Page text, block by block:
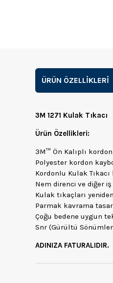
ÜRÜN ÖZELLIKLERI
3M 1271 Kulak Tıkacı
Ürün Özellikleri:
3M™ Ön Kalıplı
Polyester kordon
Kordonlu Kulak
Nem direnci ve diğer
Kulak tıkaçları
Parmak kavrama
Çoğu bedene uygun
Snr (Gürültü
ADINIZA FATURALIDIR.